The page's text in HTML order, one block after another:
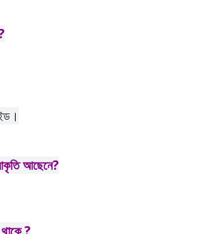
আছেনে?